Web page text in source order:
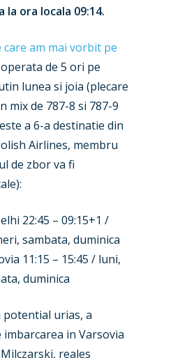
ora locala 09:14.
care am mai vorbit pe
de 5 ori pe
lunea si joia (plecare
mix de 787-8 si 787-9
a 6-a destinatie din
Airlines, membru
de zbor va fi
22:45 – 09:15+1 /
sambata, duminica
11:15 – 15:45 / luni,
duminica
urias, a
in Varsovia
Milczarski, reales